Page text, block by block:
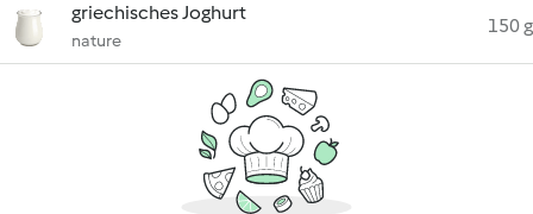
griechisches Joghurt
nature
150 g